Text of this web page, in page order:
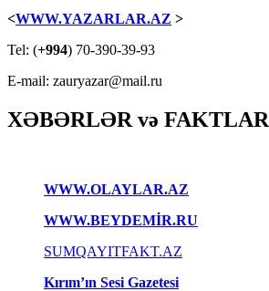
<WWW.YAZARLAR.AZ >
Tel: (+994) 70-390-39-93
E-mail: zauryazar@mail.ru
XƏBƏRLƏR və FAKTLAR
WWW.OLAYLAR.AZ
WWW.BEYDEMİR.RU
SUMQAYITFAKT.AZ
Kırım’ın Sesi Gazetesi